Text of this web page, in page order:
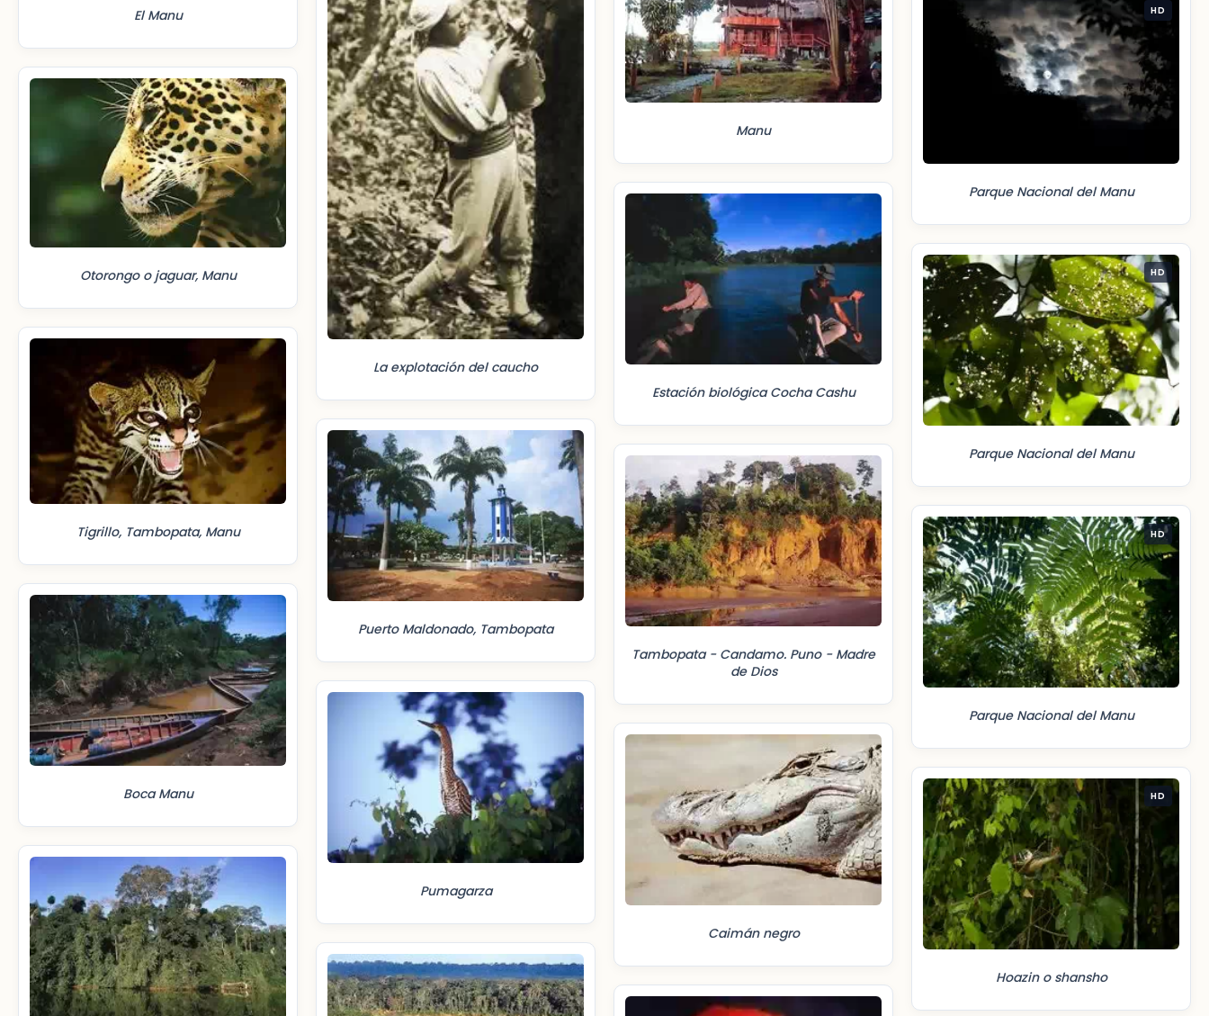
El Manu
Otorongo o jaguar, Manu
Tigrillo, Tambopata, Manu
Boca Manu
La explotación del caucho
Puerto Maldonado, Tambopata
Pumagarza
Manu
Estación biológica Cocha Cashu
Tambopata - Candamo. Puno - Madre
de Dios
Caimán negro
HD
Parque Nacional del Manu
HD
Parque Nacional del Manu
HD
Parque Nacional del Manu
HD
Hoazin o shansho